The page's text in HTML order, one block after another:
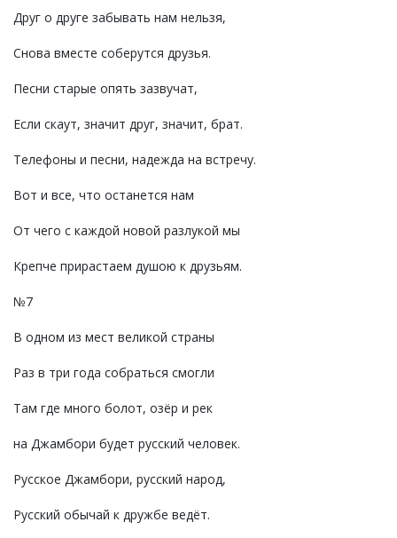
Друг о друге забывать нам нельзя,
Снова вместе соберутся друзья.
Песни старые опять зазвучат,
Если скаут, значит друг, значит, брат.
Телефоны и песни, надежда на встречу.
Вот и все, что останется нам
От чего с каждой новой разлукой мы
Крепче прирастаем душою к друзьям.
№7
В одном из мест великой страны
Раз в три года собраться смогли
Там где много болот, озёр и рек
на Джамбори будет русский человек.
Русское Джамбори, русский народ,
Русский обычай к дружбе ведёт.